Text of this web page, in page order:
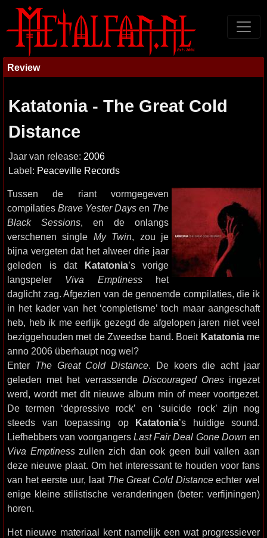
Review
Katatonia - The Great Cold
Distance
Jaar van release: 2006
Label: Peaceville Records
Tussen de riant vormgegeven
compilaties Brave Yester Days en The
Black Sessions, en de onlangs
verschenen single My Twin, zou je
bijna vergeten dat het alweer drie jaar
geleden is dat Katatonia’s vorige
langspeler Viva Emptinesshet
daglicht zag. Afgezien van de genoemde compilaties, die ik
in het kader van het ‘completisme’ toch maar aangeschaft
heb, heb ik me eerlijk gezegd de afgelopen jaren niet veel
beziggehouden met de Zweedse band. Boeit Katatoniame
anno 2006 überhaupt nog wel?
Enter The Great Cold Distance. De koers die acht jaar
geleden met het verrassende Discouraged Onesingezet
werd, wordt met dit nieuwe album min of meer voortgezet.
De termen ‘depressive rock’ en ‘suicide rock’ zijn nog
steeds van toepassing op Katatonia’s huidige sound.
Liefhebbers van voorgangers Last Fair Deal Gone Downen
Viva Emptinesszullen zich dan ook geen buil vallen aan
deze nieuwe plaat. Om het interessant te houden voor fans
van het eerste uur, laat The Great Cold Distanceechter wel
enige kleine stilistische veranderingen (beter: verfijningen)
horen.
Het nieuwe materiaal kent namelijk een wat progressiever